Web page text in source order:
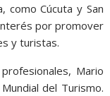
como Cúcuta y San
por promover
y turistas.
Mario
del Turismo.